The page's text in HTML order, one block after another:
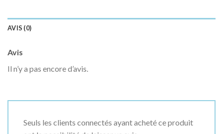
AVIS (0)
Avis
Il n’y a pas encore d’avis.
Seuls les clients connectés ayant acheté ce produit